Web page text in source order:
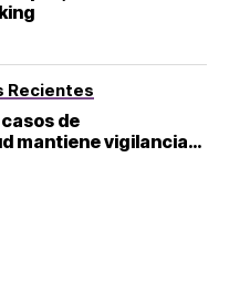
Recientes
de
mantiene vigilancia